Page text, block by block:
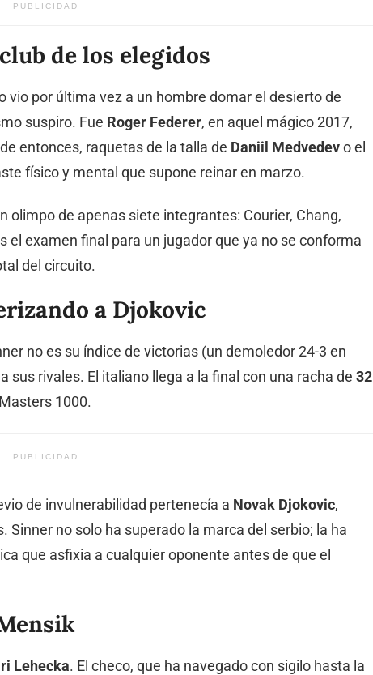
PUBLICIDAD
de los elegidos
vio por última vez a un hombre domar el desierto de
suspiro. Fue Roger Federer, en aquel mágico 2017,
entonces, raquetas de la talla de Daniil Medvedev o el
físico y mental que supone reinar en marzo.
olimpo de apenas siete integrantes: Courier, Chang,
el examen final para un jugador que ya no se conforma
del circuito.
a Djokovic
no es su índice de victorias (un demoledor 24-3 en
sus rivales. El italiano llega a la final con una racha de 32
1000.
PUBLICIDAD
de invulnerabilidad pertenecía a Novak Djokovic,
no solo ha superado la marca del serbio; la ha
que asfixia a cualquier oponente antes de que el
Lehecka. El checo, que ha navegado con sigilo hasta la